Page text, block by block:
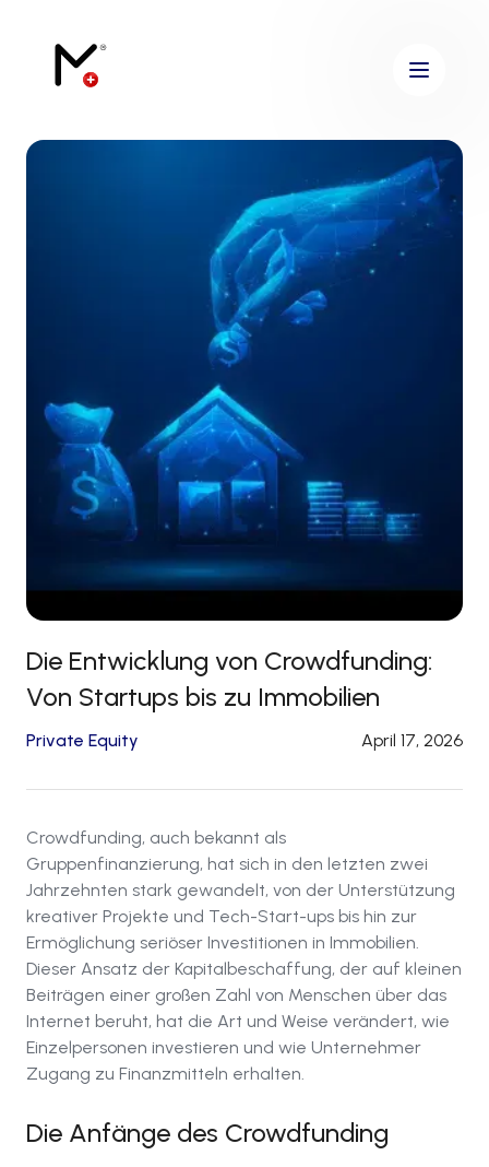
Die Entwicklung von Crowdfunding:
Von Startups bis zu Immobilien
Private Equity April 17, 2026
Crowdfunding, auch bekannt als
Gruppenfinanzierung, hat sich in den letzten zwei
Jahrzehnten stark gewandelt, von der Unterstützung
kreativer Projekte und Tech-Start-ups bis hin zur
Ermöglichung seriöser Investitionen in Immobilien.
Dieser Ansatz der Kapitalbeschaffung, der auf kleinen
Beiträgen einer großen Zahl von Menschen über das
Internet beruht, hat die Art und Weise verändert, wie
Einzelpersonen investieren und wie Unternehmer
Zugang zu Finanzmitteln erhalten.
Die Anfänge des Crowdfunding